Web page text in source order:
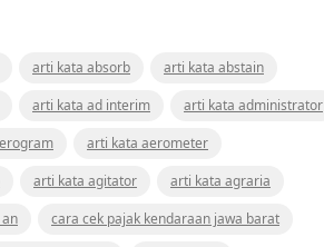
arti kata absorb
arti kata abstain
arti kata ad interim
arti kata administrator
arti kata aerometer
arti kata agitator
arti kata agraria
cara cek pajak kendaraan jawa barat